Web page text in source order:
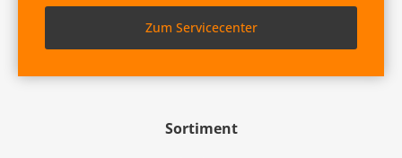
Sortiment
Zum Servicecenter